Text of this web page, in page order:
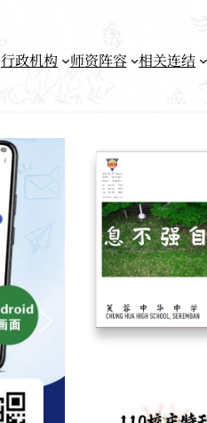
行政机构 师资阵容 相关连结